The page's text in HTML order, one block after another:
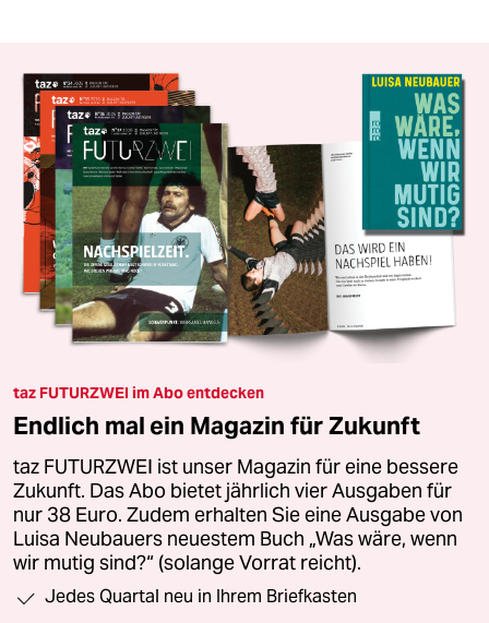
taz FUTURZWEI im Abo entdecken
Endlich mal ein Magazin für Zukunft
taz FUTURZWEI ist unser Magazin für eine bessere
Zukunft. Das Abo bietet jährlich vier Ausgaben für
nur 38 Euro. Zudem erhalten Sie eine Ausgabe von
Luisa Neubauers neuestem Buch „Was wäre, wenn
wir mutig sind?“ (solange Vorrat reicht).
Jedes Quartal neu in Ihrem Briefkasten